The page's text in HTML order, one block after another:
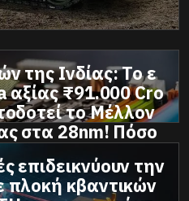
της Ινδίας: Το ε
αξίας ₹91.000 Cro
το Μέλλον
στα 28nm! Πόσο
παραγωγής
ξεχνάμε πως η
σε αυτήν τ
επιδεικνύουν την
πλοκή κβαντικών